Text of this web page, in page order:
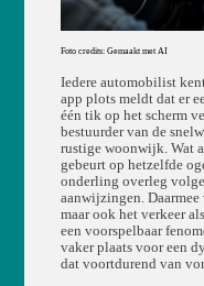
Foto credits: Gemaakt met AI
Iedere automobilist
app plots meldt dat er
één tik op het scherm
bestuurder van de
rustige woonwijk. Wat
gebeurt op hetzelfde
onderling overleg
aanwijzingen.
maar ook het verkeer
een voorspelbaar
vaker plaats voor een
dat voortdurend van